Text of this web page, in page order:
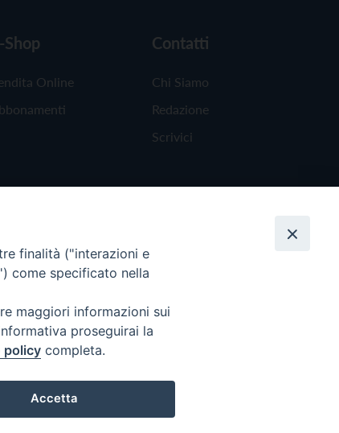
Shop
Online
Contatti
Chi Siamo
Redazione
Scrivici
finalità ("interazioni e
come specificato nella
maggiori informazioni sui
proseguirai la
policy completa.
Accetta